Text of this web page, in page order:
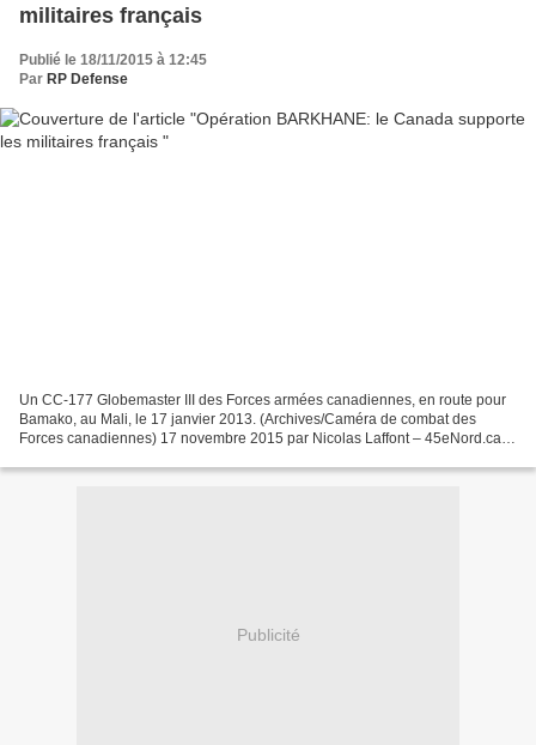
militaires français
Publié le 18/11/2015 à 12:45
Par RP Defense
Un CC-177 Globemaster III des Forces armées canadiennes, en route pour
Bamako, au Mali, le 17 janvier 2013. (Archives/Caméra de combat des
Forces canadiennes) 17 novembre 2015 par Nicolas Laffont – 45eNord.ca
Publicité